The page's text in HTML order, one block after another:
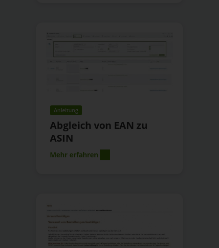
Anleitung
Abgleich von EAN zu
ASIN
Mehr erfahren